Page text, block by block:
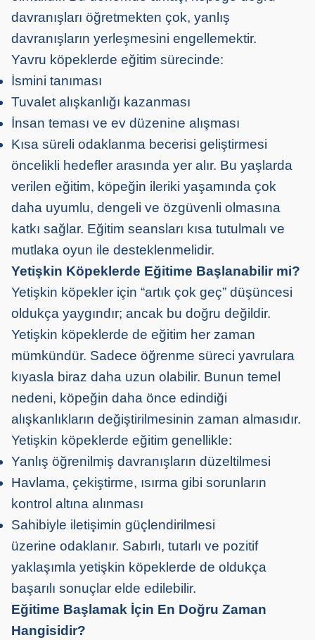
davranışları öğretmekten çok, yanlış
davranışların yerleşmesini engellemektir.
Yavru köpeklerde eğitim sürecinde:
İsmini tanıması
Tuvalet alışkanlığı kazanması
İnsan teması ve ev düzenine alışması
Kısa süreli odaklanma becerisi geliştirmesi
öncelikli hedefler arasında yer alır. Bu yaşlarda
verilen eğitim, köpeğin ileriki yaşamında çok
daha uyumlu, dengeli ve özgüvenli olmasına
katkı sağlar. Eğitim seansları kısa tutulmalı ve
mutlaka oyun ile desteklenmelidir.
Yetişkin Köpeklerde Eğitime Başlanabilir mi?
Yetişkin köpekler için “artık çok geç” düşüncesi
oldukça yaygındır; ancak bu doğru değildir.
Yetişkin köpeklerde de eğitim her zaman
mümkündür. Sadece öğrenme süreci yavrulara
kıyasla biraz daha uzun olabilir. Bunun temel
nedeni, köpeğin daha önce edindiği
alışkanlıkların değiştirilmesinin zaman almasıdır.
Yetişkin köpeklerde eğitim genellikle:
Yanlış öğrenilmiş davranışların düzeltilmesi
Havlama, çekiştirme, ısırma gibi sorunların
kontrol altına alınması
Sahibiyle iletişimin güçlendirilmesi
üzerine odaklanır. Sabırlı, tutarlı ve pozitif
yaklaşımla yetişkin köpeklerde de oldukça
başarılı sonuçlar elde edilebilir.
Eğitime Başlamak İçin En Doğru Zaman
Hangisidir?